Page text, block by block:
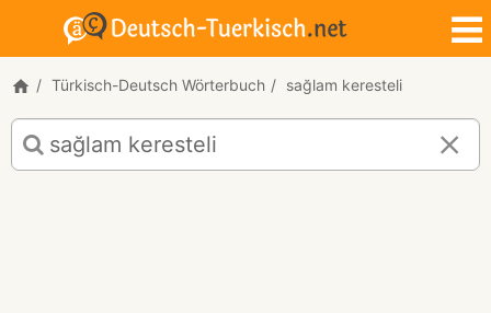
Türkisch-Deutsch Wörterbuch sağlam keresteli
Türkisch-
Deutsch
Übersetzung